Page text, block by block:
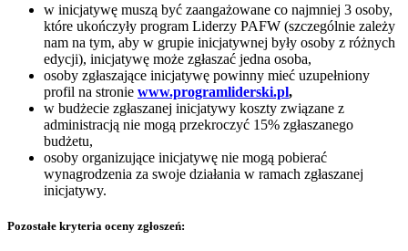
w inicjatywę muszą być zaangażowane co najmniej 3 osoby,
które ukończyły program Liderzy PAFW (szczególnie zależy
nam na tym, aby w grupie inicjatywnej były osoby z różnych
edycji), inicjatywę może zgłaszać jedna osoba,
osoby zgłaszające inicjatywę powinny mieć uzupełniony
profil na stronie www.programliderski.pl,
w budżecie zgłaszanej inicjatywy koszty związane z
administracją nie mogą przekroczyć 15% zgłaszanego
budżetu,
osoby organizujące inicjatywę nie mogą pobierać
wynagrodzenia za swoje działania w ramach zgłaszanej
inicjatywy.
Pozostałe kryteria oceny zgłoszeń: